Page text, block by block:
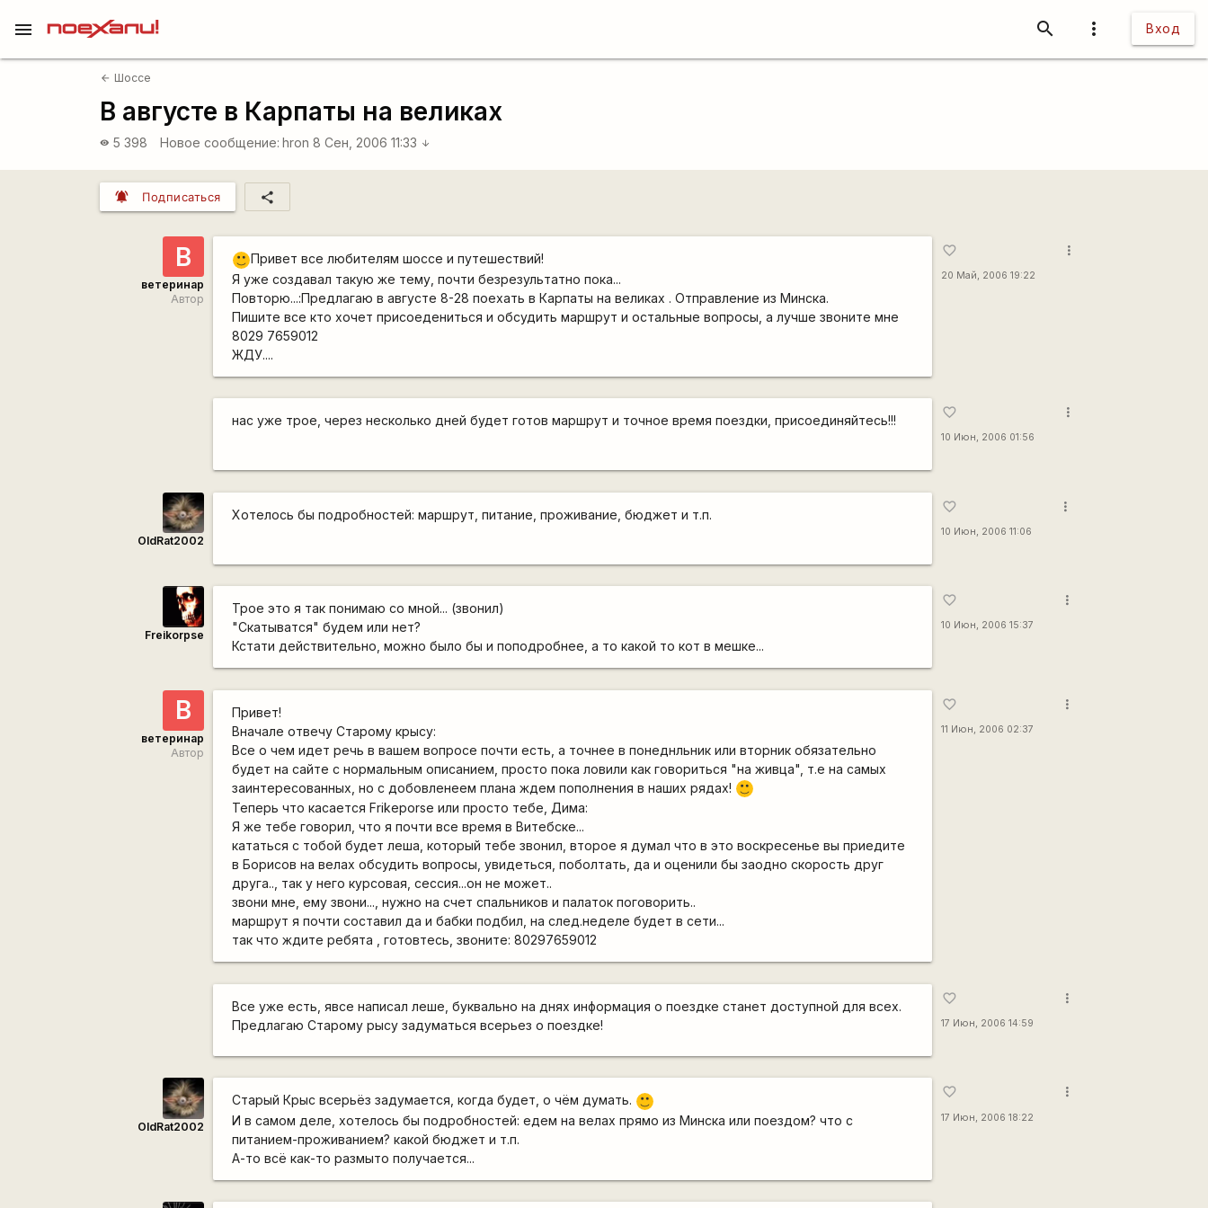
more_vert Вход
search
menu
arrow_back Шоссе
В августе в Карпаты на великах
visibility 5 398 Новое сообщение: hron 8 Сен, 2006 11:33 arrow_downward
notifications_active Подписаться share
В
ветеринар
Автор
:) Привет все любителям шоссе и путешествий!
Я уже создавал такую же тему, почти безрезультатно пока...
Повторю...:Предлагаю в августе 8-28 поехать в Карпаты на великах . Отправление из Минска.
Пишите все кто хочет присоедениться и обсудить маршрут и остальные вопросы, а лучше звоните мне
8029 7659012
ЖДУ....
favorite_border
20 Май, 2006 19:22
more_vert
нас уже трое, через несколько дней будет готов маршрут и точное время поездки, присоединяйтесь!!!
favorite_border
10 Июн, 2006 01:56
more_vert
OldRat2002
Хотелось бы подробностей: маршрут, питание, проживание, бюджет и т.п.
favorite_border
10 Июн, 2006 11:06
more_vert
Freikorpse
Трое это я так понимаю со мной... (звонил)
"Скатыватся" будем или нет?
Кстати действительно, можно было бы и поподробнее, а то какой то кот в мешке...
favorite_border
10 Июн, 2006 15:37
more_vert
В
ветеринар
Автор
Привет!
Вначале отвечу Старому крысу:
Все о чем идет речь в вашем вопросе почти есть, а точнее в понеднльник или вторник обязательно
будет на сайте с нормальным описанием, просто пока ловили как говориться "на живца", т.е на самых
заинтересованных, но с добовленеем плана ждем пополнения в наших рядах!
:)
Теперь что касается Frikeporse или просто тебе, Дима:
Я же тебе говорил, что я почти все время в Витебске...
кататься с тобой будет леша, который тебе звонил, второе я думал что в это воскресенье вы приедите
в Борисов на велах обсудить вопросы, увидеться, поболтать, да и оценили бы заодно скорость друг
друга.., так у него курсовая, сессия...он не может..
звони мне, ему звони..., нужно на счет спальников и палаток поговорить..
маршрут я почти составил да и бабки подбил, на след.неделе будет в сети...
так что ждите ребята , готовтесь, звоните: 80297659012
favorite_border
11 Июн, 2006 02:37
more_vert
Все уже есть, явсе написал леше, буквально на днях информация о поездке станет доступной для всех.
Предлагаю Старому рысу задуматься всерьез о поездке!
favorite_border
17 Июн, 2006 14:59
more_vert
OldRat2002
Старый Крыс всерьёз задумается, когда будет, о чём думать.
:)
И в самом деле, хотелось бы подробностей: едем на велах прямо из Минска или поездом? что с
питанием-проживанием? какой бюджет и т.п.
А-то всё как-то размыто получается...
favorite_border
17 Июн, 2006 18:22
more_vert